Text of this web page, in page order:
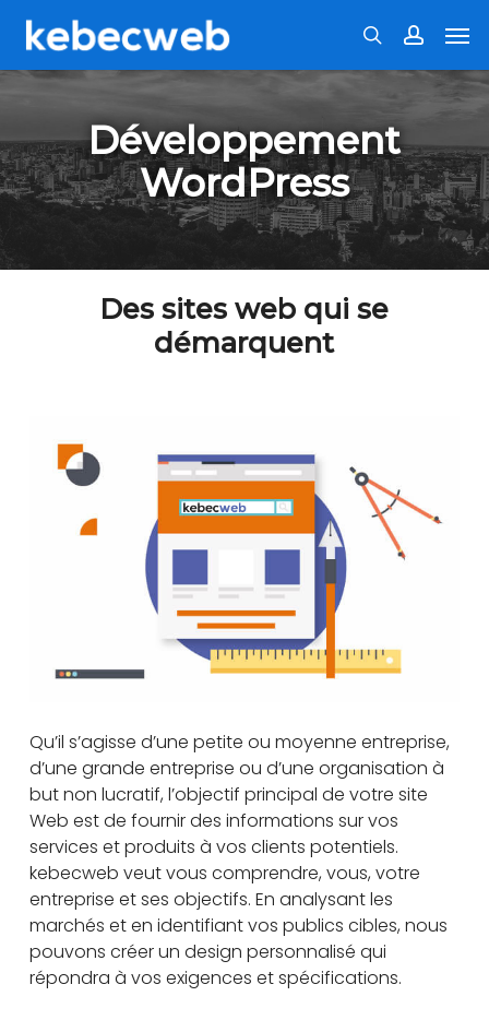
main
search
Développement
WordPress
Des sites web qui se
démarquent
Qu’il s’agisse d’une petite ou moyenne entreprise,
d’une grande entreprise ou d’une organisation à
but non lucratif, l’objectif principal de votre site
Web est de fournir des informations sur vos
services et produits à vos clients potentiels.
kebecweb veut vous comprendre, vous, votre
entreprise et ses objectifs. En analysant les
marchés et en identifiant vos publics cibles, nous
pouvons créer un design personnalisé qui
répondra à vos exigences et spécifications.